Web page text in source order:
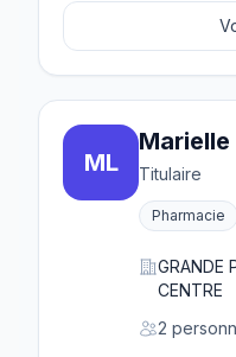
ML
Marielle
Titulaire
Pharmacie
GRANDE
CENTRE
2